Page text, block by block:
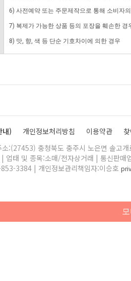
6) 사전예약 또는 주문제작으로 통해 소비자
7) 복제가 가능한 상품 등의 포장을 훼손한 경
8) 맛, 향, 색 등 단순 기호차이에 의한 경우
내) 개인정보처리방침 이용약관
:(27453) 충청북도 충주시 노은면 솔고
업태 및 종목:소매/전자상거래 | 통신판매
3384 | 개인정보관리책임자:이승호